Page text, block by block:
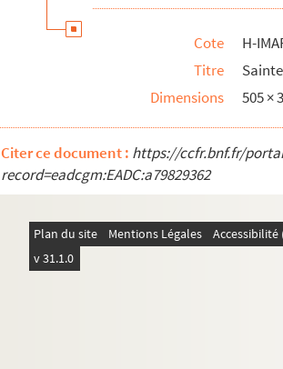
Cote
H-
Titre
Dimensions
505 ×
Citer ce document : https://ccfr.bnf.fr/
record=eadcgm:EADC:a79829362
Plan du site Mentions Légales
v 31.1.0